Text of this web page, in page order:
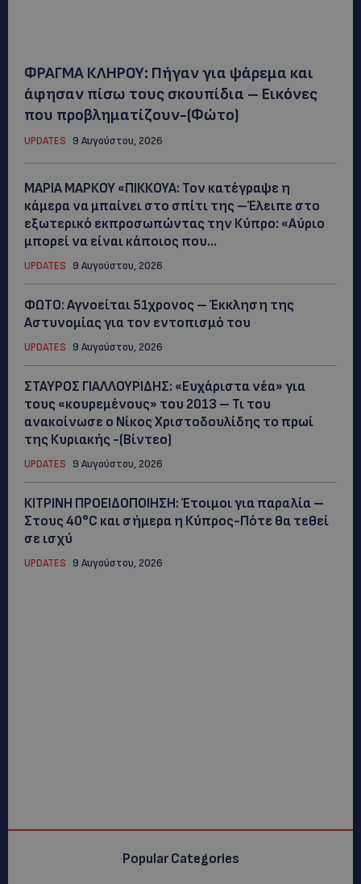
ΦΡΑΓΜΑ ΚΛΗΡΟΥ: Πήγαν για ψάρεμα και
άφησαν πίσω τους σκουπίδια – Εικόνες
που προβληματίζουν-(Φώτο)
UPDATES 9 Αυγούστου, 2026
ΜΑΡΙΑ ΜΑΡΚΟΥ «ΠΙΚΚΟΥΑ: Τον κατέγραψε η
κάμερα να μπαίνει στο σπίτι της –Έλειπε στο
εξωτερικό εκπροσωπώντας την Κύπρο: «Αύριο
μπορεί να είναι κάποιος που...
UPDATES 9 Αυγούστου, 2026
ΦΩΤΟ: Αγνοείται 51χρονος – Έκκληση της
Αστυνομίας για τον εντοπισμό του
UPDATES 9 Αυγούστου, 2026
ΣΤΑΥΡΟΣ ΓΙΑΛΛΟΥΡΙΔΗΣ: «Ευχάριστα νέα» για
τους «κουρεμένους» του 2013 – Τι του
ανακοίνωσε ο Νίκος Χριστοδουλίδης το πρωί
της Κυριακής -(Βίντεο)
UPDATES 9 Αυγούστου, 2026
ΚΙΤΡΙΝΗ ΠΡΟΕΙΔΟΠΟΙΗΣΗ: Έτοιμοι για παραλία –
Στους 40°C και σήμερα η Κύπρος-Πότε θα τεθεί
σε ισχύ
UPDATES 9 Αυγούστου, 2026
Popular Categories